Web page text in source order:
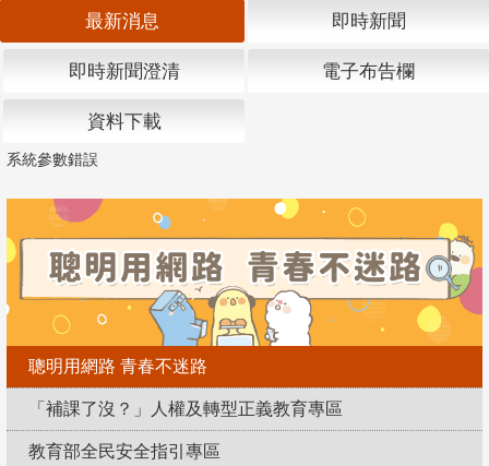
最新消息 即時新聞
即時新聞澄清 電子布告欄
資料下載
系統參數錯誤
聰明用網路 青春不迷路
「補課了沒？」人權及轉型正義教育專區
教育部全民安全指引專區